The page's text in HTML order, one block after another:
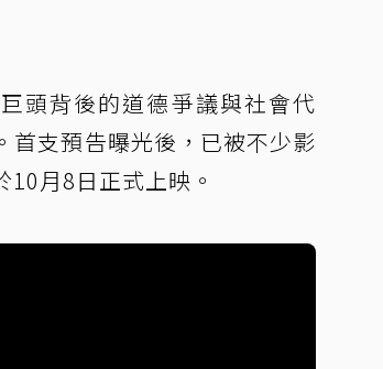
頭背後的道德爭議與社會代
首支預告曝光後，已被不少影
月8日正式上映。